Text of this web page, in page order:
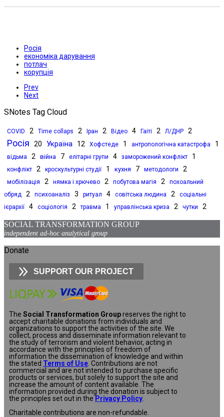
Росія
економіка дарування
потлач
корупція
Prev
Next
SNotes Tag Cloud
COVID 2 Time collaps 2 Іран 2 Відео 4 Гаіті 2 Л/ДНР 2
Росія 20 Україна 12 Хофстеде 1 антропологічна катастрофа 1
відьма 2 війна 7 елітарні групи 4 заморожений конфлікт 1
конфлікт 2 кроскультурні студії 1 кухня 7 методологи 2
мобілізація 2 нямка і хрючево 2 побутова магія 2
похоальний
обряд
2 психоаналіз 3 ритуал 4 совітська людина 2
соціальні
ієрархії
4 соціологія 2 травма 1 управлінська криза 2 чутки 2
SOCIAL TRANSFORMATION GROUP
independent ad-hoc analytical group
Donate
SUPPORT OUR PROJECT
The Social Transformation Groupreserves the right to
accept charitable donations from individuals and
organizations to support the activities of the site. We
collect, process and disseminate information relevant to
the study of terrorism and violent behavior, acting in
accordance with the principles of freedom of
information the dissemination of knowledge and within
the stated Terms of Use . Contributions are not
commercial and are not intended to purchase specific
products or services, but solely to support the site and
increase the amount of content available. The
information provided during the donation is subject to
the principles set out in the Privacy Policy
Charitable contributions are non-refundable.